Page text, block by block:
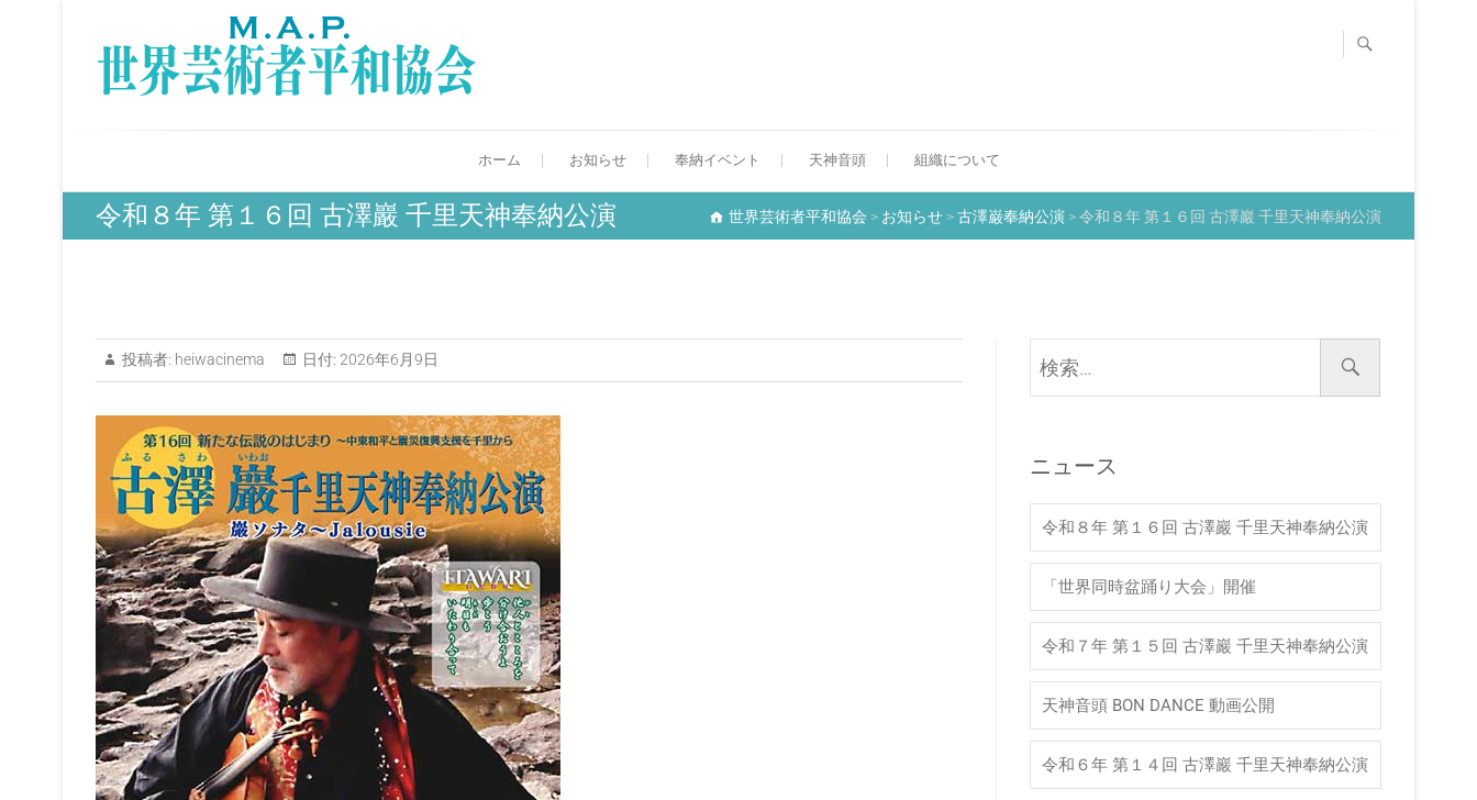
世界芸術者平和協会
ホーム お知らせ 奉納イベント 天神音頭 組織について
令和８年 第１６回 古澤巖 千里天神奉納公演 世界芸術者平和協会 > お知らせ >古澤巌奉納公演 >令和８年 第１６回 古澤巖 千里天神奉納公演
投稿者: heiwacinema 日付: 2026年6月9日
…
ニュース
令和８年 第１６回 古澤巖 千里天神奉納公演
「世界同時盆踊り大会」開催
令和７年 第１５回 古澤巖 千里天神奉納公演
天神音頭 BON DANCE 動画公開
令和６年 第１４回 古澤巖 千里天神奉納公演